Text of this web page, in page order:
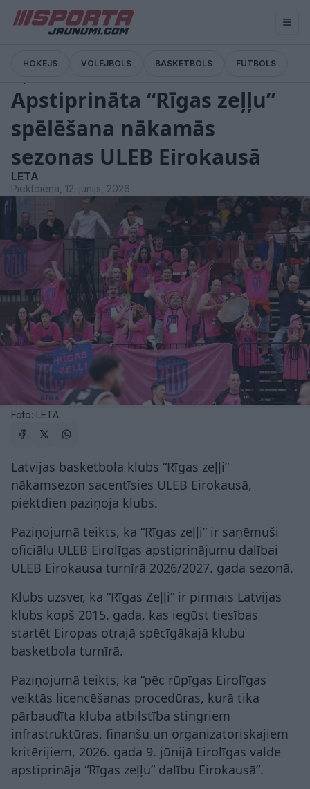
HOKEJS VOLEJBOLS BASKETBOLS FUTBOLS
Apstiprināta “Rīgas zeļļu”
spēlēšana nākamās
sezonas ULEB Eirokausā
LETA
Piektdiena, 12. jūnijs, 2026
Foto: LETA
Latvijas basketbola klubs “Rīgas zeļļi”
nākamsezon sacentīsies ULEB Eirokausā,
piektdien paziņoja klubs.
Paziņojumā teikts, ka “Rīgas zeļļi” ir saņēmuši
oficiālu ULEB Eirolīgas apstiprinājumu dalībai
ULEB Eirokausa turnīrā 2026/2027. gada sezonā.
Klubs uzsver, ka “Rīgas Zeļļi” ir pirmais Latvijas
klubs kopš 2015. gada, kas iegūst tiesības
startēt Eiropas otrajā spēcīgākajā klubu
basketbola turnīrā.
Paziņojumā teikts, ka “pēc rūpīgas Eirolīgas
veiktās licencēšanas procedūras, kurā tika
pārbaudīta kluba atbilstība stingriem
infrastruktūras, finanšu un organizatoriskajiem
kritērijiem, 2026. gada 9. jūnijā Eirolīgas valde
apstiprināja “Rīgas zeļļu” dalību Eirokausā”.